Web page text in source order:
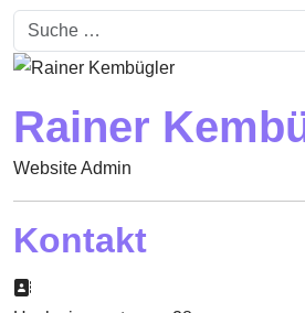
Suchen
Rainer
Website Admin
Kontakt
Adresse: